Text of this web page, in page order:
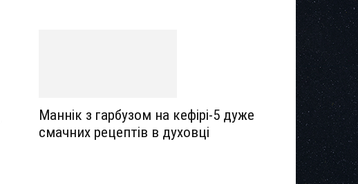
Маннік з гарбузом на кефірі-5 дуже
смачних рецептів в духовці